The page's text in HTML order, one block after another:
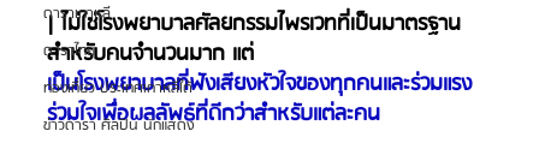
ดาราเกาหลี
ดาราไทย
ท่องเที่ยว ประเทศเกาหลีใต้
ข่าวดารา ศิลปิน นักแสดง
| ไม่ใช่โรงพยาบาลศัลยกรรมไพรเวทที่เป็นมาตรฐาน
สำหรับคนจำนวนมาก แต่
เป็นโรงพยาบาลที่ฟังเสียงหัวใจของทุกคนและร่วมแรง
ร่วมใจเพื่อผลลัพธ์ที่ดีกว่าสำหรับแต่ละคน